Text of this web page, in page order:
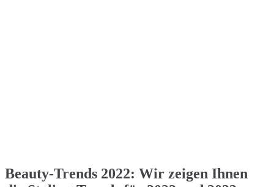
Beauty-Trends 2022: Wir zeigen Ihnen